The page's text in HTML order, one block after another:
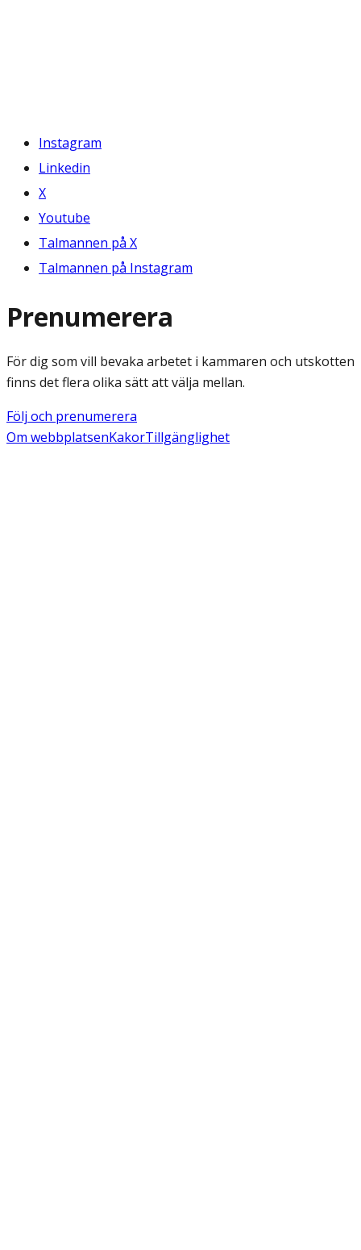
Instagram
Linkedin
X
Youtube
Talmannen på X
Talmannen på Instagram
Prenumerera
För dig som vill bevaka arbetet i kammaren och utskotten
finns det flera olika sätt att välja mellan.
Följ och prenumerera
Om webbplatsenKakorTillgänglighet